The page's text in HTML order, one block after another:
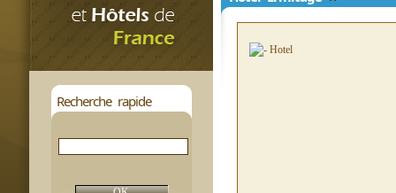
Recherche rapide